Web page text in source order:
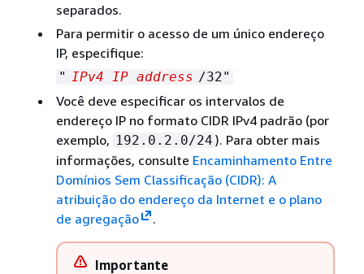
separados.
Para permitir o acesso de um único endereço
IP, especifique:
" IPv4 IP address /32"
Você deve especificar os intervalos de
endereço IP no formato CIDR IPv4 padrão (por
exemplo, 192.0.2.0/24 ). Para obter mais
informações, consulte Encaminhamento Entre
Domínios Sem Classificação (CIDR): A
atribuição do endereço da Internet e o plano
de agregação
.
Importante